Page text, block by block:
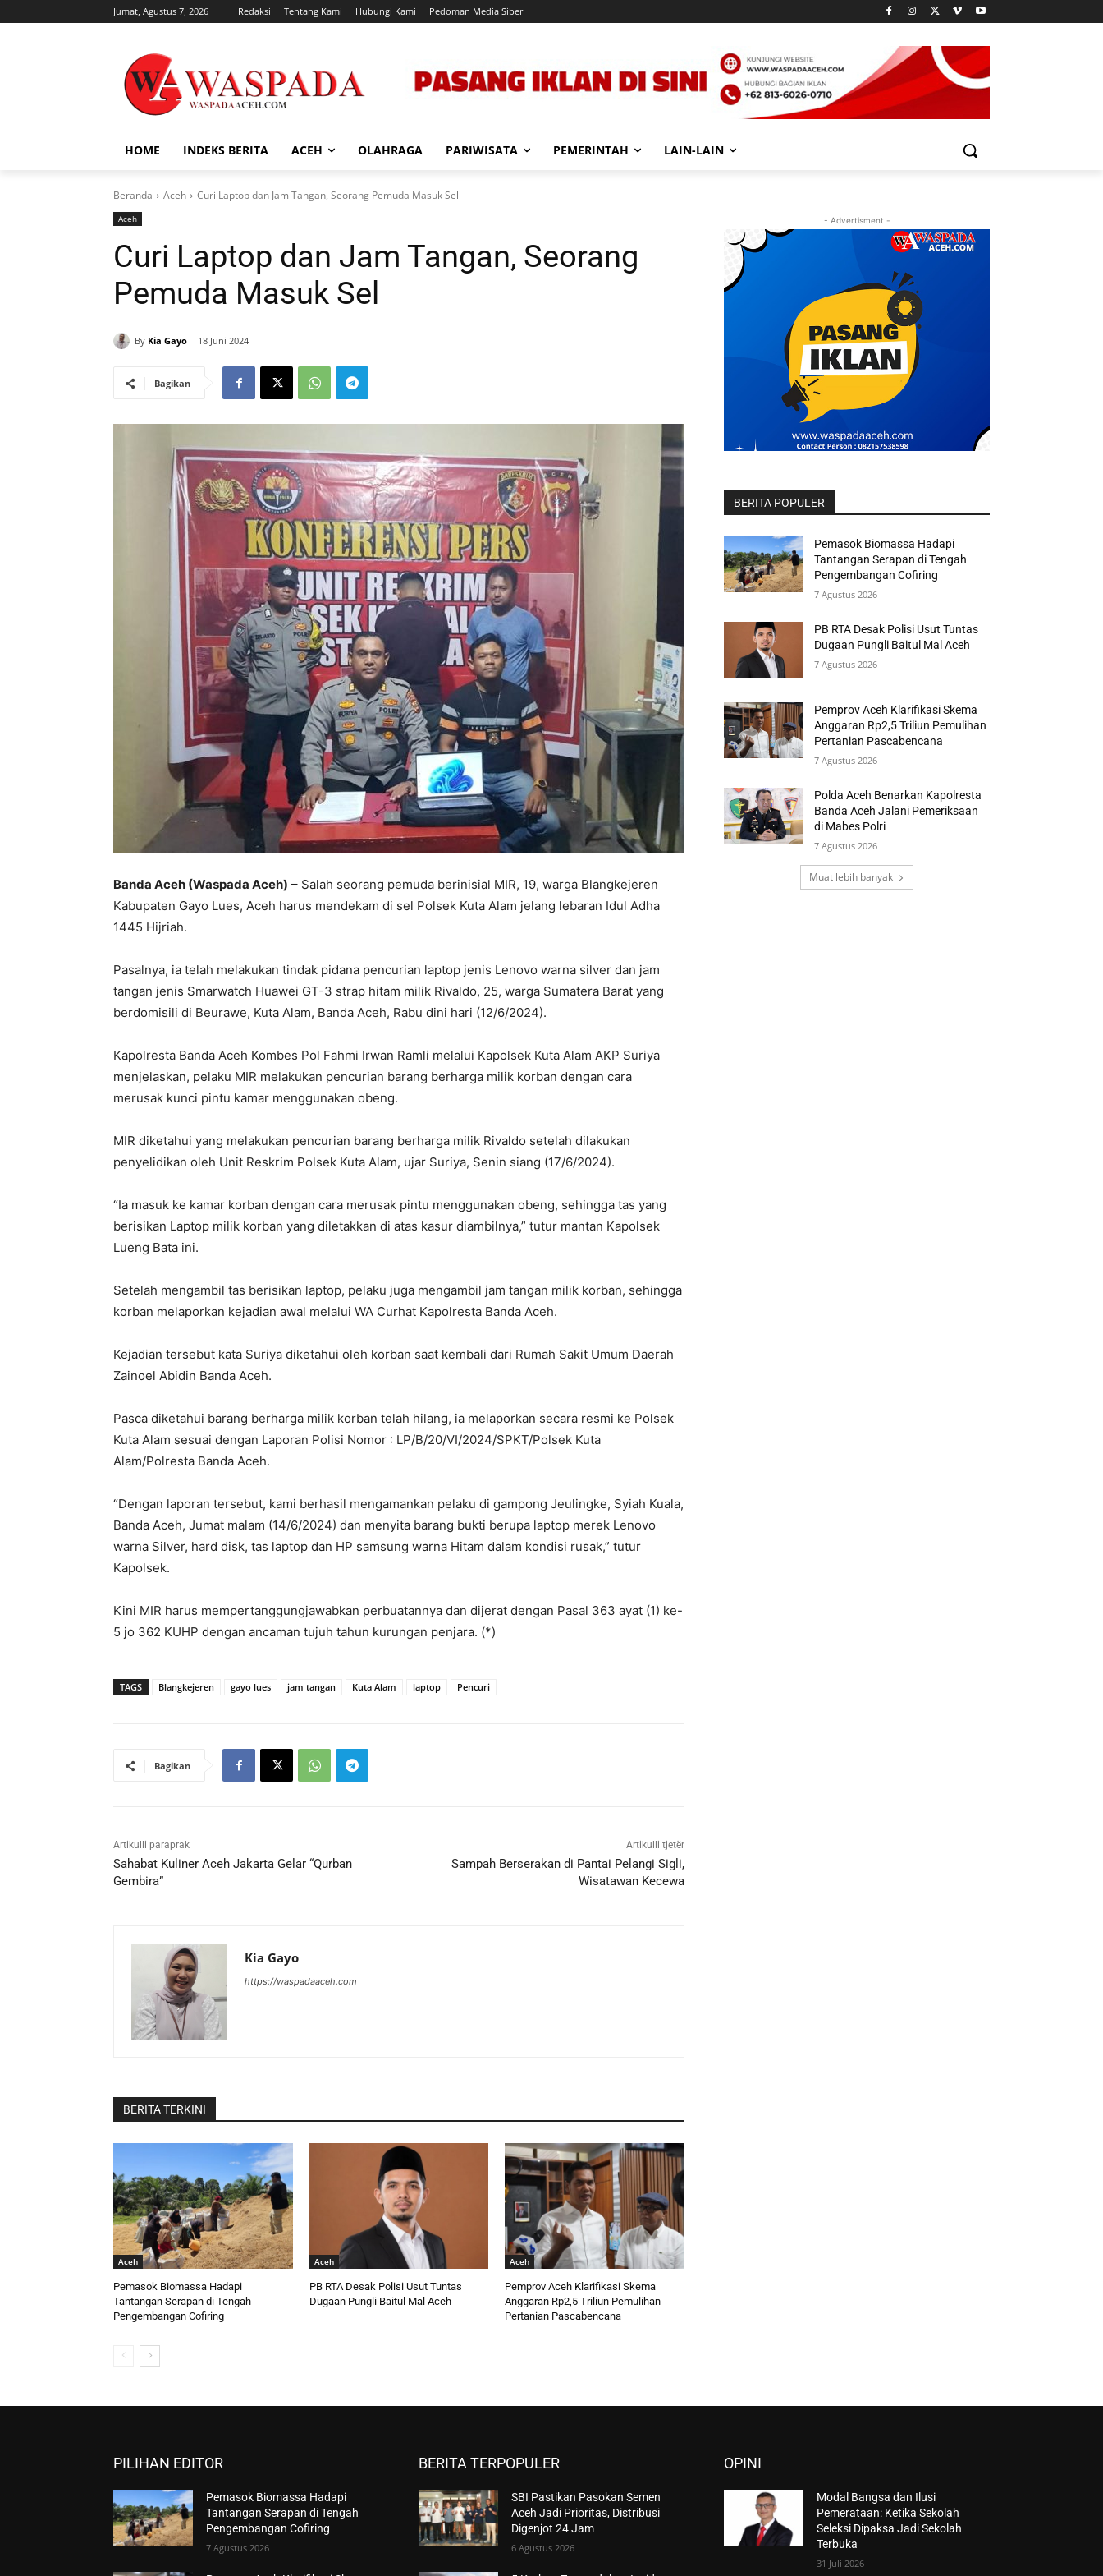
Jumat, Agustus 7, 2026 Redaksi Tentang Kami Hubungi Kami Pedoman Media Siber
HOME INDEKS BERITA ACEH OLAHRAGA PARIWISATA PEMERINTAH LAIN-LAIN
Beranda Aceh Curi Laptop dan Jam Tangan, Seorang Pemuda Masuk Sel
Aceh
Curi Laptop dan Jam Tangan, Seorang
Pemuda Masuk Sel
By Kia Gayo 18 Juni 2024
Bagikan
Banda Aceh (Waspada Aceh) – Salah seorang pemuda berinisial MIR, 19, warga Blangkejeren
Kabupaten Gayo Lues, Aceh harus mendekam di sel Polsek Kuta Alam jelang lebaran Idul Adha
1445 Hijriah.
Pasalnya, ia telah melakukan tindak pidana pencurian laptop jenis Lenovo warna silver dan jam
tangan jenis Smarwatch Huawei GT-3 strap hitam milik Rivaldo, 25, warga Sumatera Barat yang
berdomisili di Beurawe, Kuta Alam, Banda Aceh, Rabu dini hari (12/6/2024).
Kapolresta Banda Aceh Kombes Pol Fahmi Irwan Ramli melalui Kapolsek Kuta Alam AKP Suriya
menjelaskan, pelaku MIR melakukan pencurian barang berharga milik korban dengan cara
merusak kunci pintu kamar menggunakan obeng.
MIR diketahui yang melakukan pencurian barang berharga milik Rivaldo setelah dilakukan
penyelidikan oleh Unit Reskrim Polsek Kuta Alam, ujar Suriya, Senin siang (17/6/2024).
“Ia masuk ke kamar korban dengan cara merusak pintu menggunakan obeng, sehingga tas yang
berisikan Laptop milik korban yang diletakkan di atas kasur diambilnya,” tutur mantan Kapolsek
Lueng Bata ini.
Setelah mengambil tas berisikan laptop, pelaku juga mengambil jam tangan milik korban, sehingga
korban melaporkan kejadian awal melalui WA Curhat Kapolresta Banda Aceh.
Kejadian tersebut kata Suriya diketahui oleh korban saat kembali dari Rumah Sakit Umum Daerah
Zainoel Abidin Banda Aceh.
Pasca diketahui barang berharga milik korban telah hilang, ia melaporkan secara resmi ke Polsek
Kuta Alam sesuai dengan Laporan Polisi Nomor : LP/B/20/VI/2024/SPKT/Polsek Kuta
Alam/Polresta Banda Aceh.
“Dengan laporan tersebut, kami berhasil mengamankan pelaku di gampong Jeulingke, Syiah Kuala,
Banda Aceh, Jumat malam (14/6/2024) dan menyita barang bukti berupa laptop merek Lenovo
warna Silver, hard disk, tas laptop dan HP samsung warna Hitam dalam kondisi rusak,” tutur
Kapolsek.
Kini MIR harus mempertanggungjawabkan perbuatannya dan dijerat dengan Pasal 363 ayat (1) ke-
5 jo 362 KUHP dengan ancaman tujuh tahun kurungan penjara. (*)
TAGS Blangkejeren gayo lues jam tangan Kuta Alam laptop Pencuri
Bagikan
Artikulli paraprak
Sahabat Kuliner Aceh Jakarta Gelar “Qurban
Gembira”
Artikulli tjetër
Sampah Berserakan di Pantai Pelangi Sigli,
Wisatawan Kecewa
Kia Gayo
https://waspadaaceh.com
BERITA TERKINI
Aceh
Pemasok Biomassa Hadapi
Tantangan Serapan di Tengah
Pengembangan Cofiring
Aceh
PB RTA Desak Polisi Usut Tuntas
Dugaan Pungli Baitul Mal Aceh
Aceh
Pemprov Aceh Klarifikasi Skema
Anggaran Rp2,5 Triliun Pemulihan
Pertanian Pascabencana
- Advertisment -
BERITA POPULER
Pemasok Biomassa Hadapi
Tantangan Serapan di Tengah
Pengembangan Cofiring
7 Agustus 2026
PB RTA Desak Polisi Usut Tuntas
Dugaan Pungli Baitul Mal Aceh
7 Agustus 2026
Pemprov Aceh Klarifikasi Skema
Anggaran Rp2,5 Triliun Pemulihan
Pertanian Pascabencana
7 Agustus 2026
Polda Aceh Benarkan Kapolresta
Banda Aceh Jalani Pemeriksaan
di Mabes Polri
7 Agustus 2026
Muat lebih banyak
PILIHAN EDITOR
Pemasok Biomassa Hadapi
Tantangan Serapan di Tengah
Pengembangan Cofiring
7 Agustus 2026
BERITA TERPOPULER
SBI Pastikan Pasokan Semen
Aceh Jadi Prioritas, Distribusi
Digenjot 24 Jam
6 Agustus 2026
OPINI
Modal Bangsa dan Ilusi
Pemerataan: Ketika Sekolah
Seleksi Dipaksa Jadi Sekolah
Terbuka
31 Juli 2026